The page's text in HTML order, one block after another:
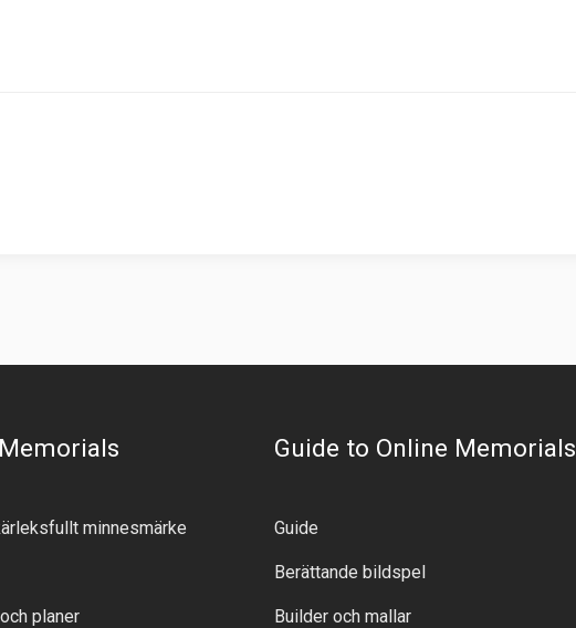
minnesmärke
planer
Guide to Online Memorials
Guide
Berättande bildspel
Builder och mallar